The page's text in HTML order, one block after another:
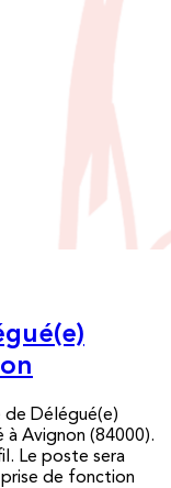
de Délégué(e)
à Avignon (84000).
Le poste sera
prise de fonction